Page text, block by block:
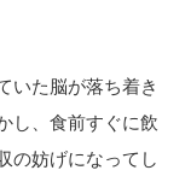
いた脳が落ち着き
し、食前すぐに飲
の妨げになってし